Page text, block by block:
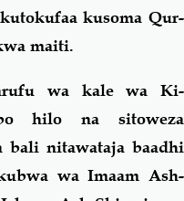
kusoma Qur-
maiti.
wa kale wa Ki-
hilo na sitoweza
bali nitawataja baadhi
wa Imaam Ash-